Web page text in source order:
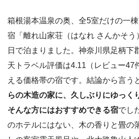
箱根湯本温泉の奥、全5室だけの一
宿「離れ山家荘（はなれ さんかそ
日で泊まりました。神奈川県足柄下
天トラベル評価は4.11（レビュー47
える価格帯の宿です。結論から言う
らの木造の家に、久しぶりにゆっ
そんな方にはおすすめできる宿でし
のホテルにはない、木の香りと畳の